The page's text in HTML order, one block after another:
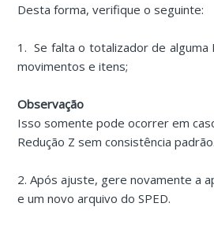
Desta forma, verifique o seguinte:
1. Se falta o totalizador de alguma
movimentos e itens;
Observação
Isso somente pode ocorrer em
Redução Z sem consistência padrão.
2. Após ajuste, gere novamente a
e um novo arquivo do SPED.